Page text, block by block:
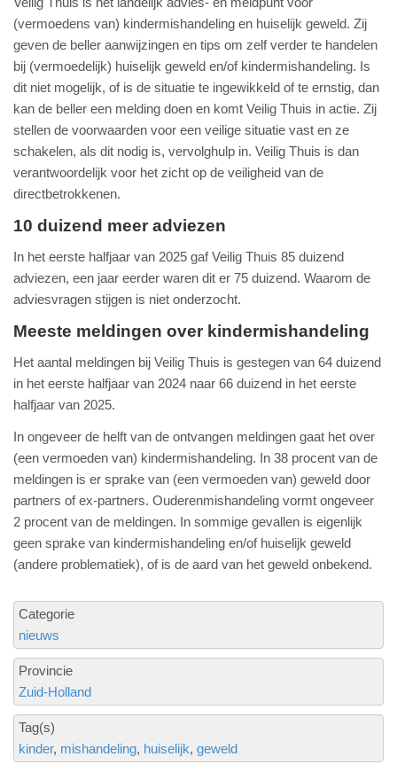
(vermoedens van) kindermishandeling en huiselijk geweld. Zij
geven de beller aanwijzingen en tips om zelf verder te handelen
bij (vermoedelijk) huiselijk geweld en/of kindermishandeling. Is
dit niet mogelijk, of is de situatie te ingewikkeld of te ernstig, dan
kan de beller een melding doen en komt Veilig Thuis in actie. Zij
stellen de voorwaarden voor een veilige situatie vast en ze
schakelen, als dit nodig is, vervolghulp in. Veilig Thuis is dan
verantwoordelijk voor het zicht op de veiligheid van de
directbetrokkenen.
10 duizend meer adviezen
In het eerste halfjaar van 2025 gaf Veilig Thuis 85 duizend
adviezen, een jaar eerder waren dit er 75 duizend. Waarom de
adviesvragen stijgen is niet onderzocht.
Meeste meldingen over kindermishandeling
Het aantal meldingen bij Veilig Thuis is gestegen van 64 duizend
in het eerste halfjaar van 2024 naar 66 duizend in het eerste
halfjaar van 2025.
In ongeveer de helft van de ontvangen meldingen gaat het over
(een vermoeden van) kindermishandeling. In 38 procent van de
meldingen is er sprake van (een vermoeden van) geweld door
partners of ex-partners. Ouderenmishandeling vormt ongeveer
2 procent van de meldingen. In sommige gevallen is eigenlijk
geen sprake van kindermishandeling en/of huiselijk geweld
(andere problematiek), of is de aard van het geweld onbekend.
Categorie
nieuws
Provincie
Zuid-Holland
Tag(s)
kinder mishandeling huiselijk geweld